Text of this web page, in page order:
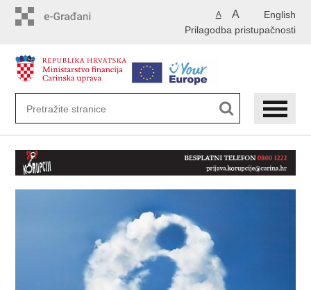
English
A A
Prilagodba pristupačnosti